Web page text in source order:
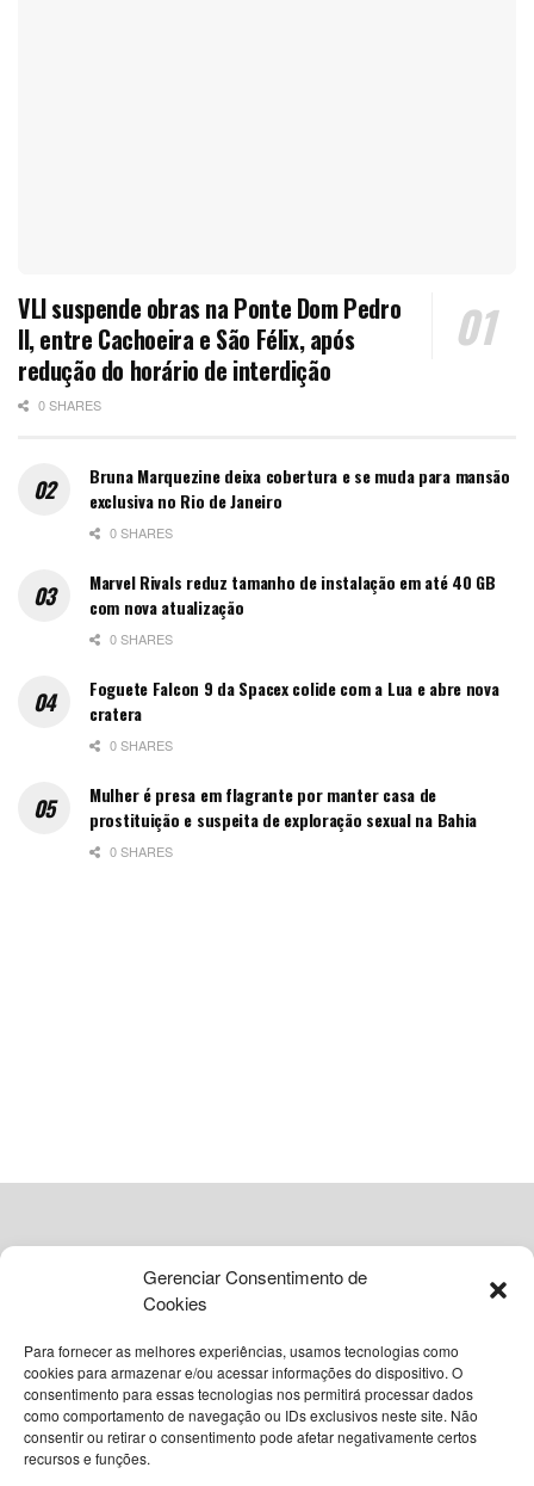
Gerenciar Consentimento de
Cookies
Para fornecer as melhores experiências, usamos tecnologias como
cookies para armazenar e/ou acessar informações do dispositivo. O
consentimento para essas tecnologias nos permitirá processar dados
como comportamento de navegação ou IDs exclusivos neste site. Não
consentir ou retirar o consentimento pode afetar negativamente certos
recursos e funções.
VLI suspende obras na Ponte Dom Pedro
II, entre Cachoeira e São Félix, após
redução do horário de interdição
0 SHARES
Bruna Marquezine deixa cobertura e se muda para mansão
exclusiva no Rio de Janeiro
0 SHARES
Marvel Rivals reduz tamanho de instalação em até 40 GB
com nova atualização
0 SHARES
Foguete Falcon 9 da Spacex colide com a Lua e abre nova
cratera
0 SHARES
Mulher é presa em flagrante por manter casa de
prostituição e suspeita de exploração sexual na Bahia
0 SHARES
© 2026Grupo VIA365 Comunicação Estratégica
Navegue pelo nosso site